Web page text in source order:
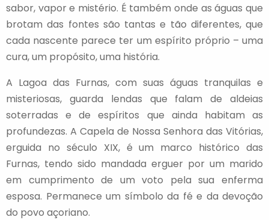
sabor, vapor e mistério. É também onde as águas que
brotam das fontes são tantas e tão diferentes, que
cada nascente parece ter um espírito próprio – uma
cura, um propósito, uma história.
A Lagoa das Furnas, com suas águas tranquilas e
misteriosas, guarda lendas que falam de aldeias
soterradas e de espíritos que ainda habitam as
profundezas. A Capela de Nossa Senhora das Vitórias,
erguida no século XIX, é um marco histórico das
Furnas, tendo sido mandada erguer por um marido
em cumprimento de um voto pela sua enferma
esposa. Permanece um símbolo da fé e da devoção
do povo açoriano.